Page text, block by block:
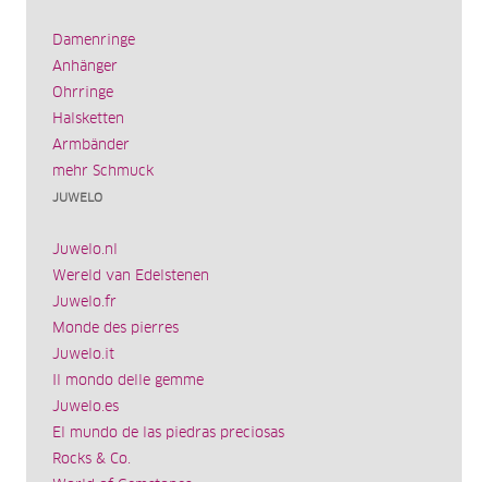
Damenringe
Anhänger
Ohrringe
Halsketten
Armbänder
mehr Schmuck
JUWELO
Juwelo.nl
Wereld van Edelstenen
Juwelo.fr
Monde des pierres
Juwelo.it
Il mondo delle gemme
Juwelo.es
El mundo de las piedras preciosas
Rocks & Co.